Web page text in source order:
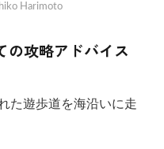
Harimoto
の攻略アドバイス
た遊歩道を海沿いに走